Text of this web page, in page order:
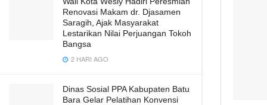
Renovasi Makam dr. Djasamen
Saragih, Ajak Masyarakat
Lestarikan Nilai Perjuangan Tokoh
Bangsa
2 HARI AGO
Dinas Sosial PPA Kabupaten Batu
Bara Gelar Pelatihan Konvensi